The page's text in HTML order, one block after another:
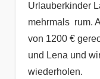
Urlauberkinder
mehrmals rum.
von 1200 €
und Lena und
wiederholen.